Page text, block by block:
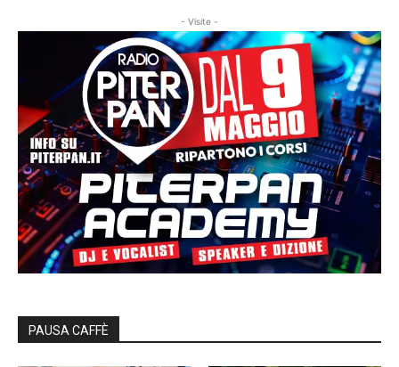
- Visite -
PAUSA CAFFÈ